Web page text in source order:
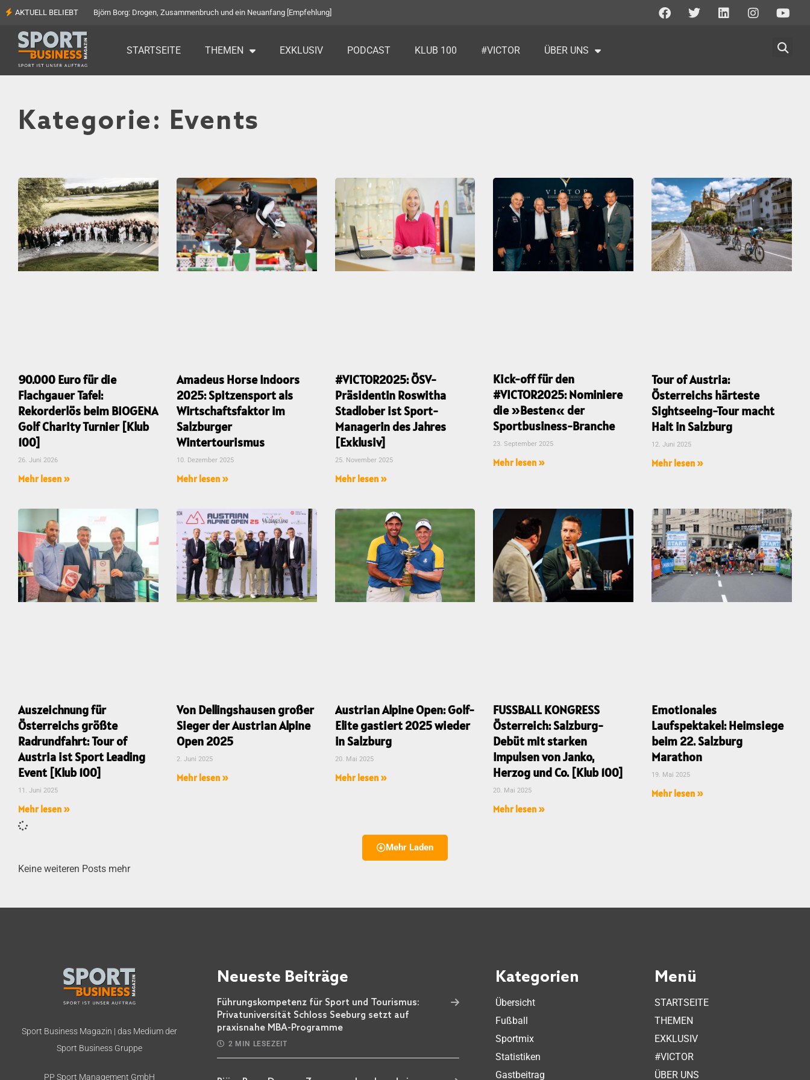
AKTUELL BELIEBT Björn Borg: Drogen, Zusammenbruch und ein Neuanfang [Empfehlung]
STARTSEITE THEMEN EXKLUSIV PODCAST KLUB 100 #VICTOR ÜBER UNS
Kategorie: Events
90.000 Euro für die
Flachgauer Tafel:
Rekorderlös beim BIOGENA
Golf Charity Turnier [Klub
100]
26. Juni 2026
Mehr lesen »
Amadeus Horse Indoors
2025: Spitzensport als
Wirtschaftsfaktor im
Salzburger
Wintertourismus
10. Dezember 2025
Mehr lesen »
#VICTOR2025: ÖSV-
Präsidentin Roswitha
Stadlober ist Sport-
Managerin des Jahres
[Exklusiv]
25. November 2025
Mehr lesen »
Kick-off für den
#VICTOR2025: Nominiere
die »Besten« der
Sportbusiness-Branche
23. September 2025
Mehr lesen »
Tour of Austria:
Österreichs härteste
Sightseeing-Tour macht
Halt in Salzburg
12. Juni 2025
Mehr lesen »
Auszeichnung für
Österreichs größte
Radrundfahrt: Tour of
Austria ist Sport Leading
Event [Klub 100]
11. Juni 2025
Mehr lesen »
Von Dellingshausen großer
Sieger der Austrian Alpine
Open 2025
2. Juni 2025
Mehr lesen »
Austrian Alpine Open: Golf-
Elite gastiert 2025 wieder
in Salzburg
20. Mai 2025
Mehr lesen »
FUSSBALL KONGRESS
Österreich: Salzburg-
Debüt mit starken
Impulsen von Janko,
Herzog und Co. [Klub 100]
20. Mai 2025
Mehr lesen »
Emotionales
Laufspektakel: Heimsiege
beim 22. Salzburg
Marathon
19. Mai 2025
Mehr lesen »
Mehr Laden
Keine weiteren Posts mehr
Sport Business Magazin | das Medium der
Sport Business Gruppe
PP Sport Management GmbH
Neueste Beiträge
Führungskompetenz für Sport und Tourismus:
Privatuniversität Schloss Seeburg setzt auf
praxisnahe MBA-Programme
2 MIN LESEZEIT
Kategorien
Übersicht
Fußball
Sportmix
Statistiken
Gastbeitrag
Menü
STARTSEITE
THEMEN
EXKLUSIV
#VICTOR
ÜBER UNS